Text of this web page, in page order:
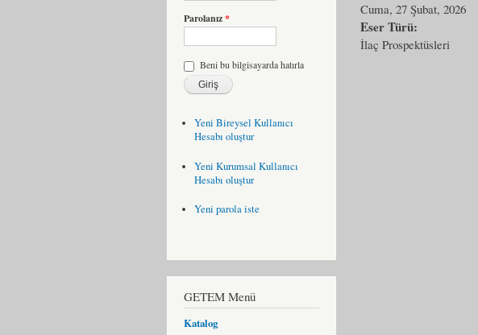
Parolanız*
Beni bu bilgisayarda hatırla
Yeni Bireysel Kullanıcı
Hesabı oluştur
Yeni Kurumsal Kullanıcı
Hesabı oluştur
Yeni parola iste
GETEM Menü
Katalog
Cuma, 27 Şubat, 2026
Eser Türü:
İlaç Prospektüsleri